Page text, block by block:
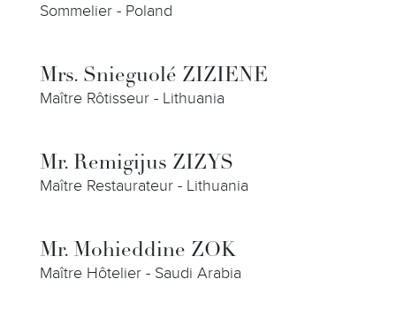
Sommelier - Poland
Mrs. Snieguolé ZIZIENE
Maître Rôtisseur - Lithuania
Mr. Remigijus ZIZYS
Maître Restaurateur - Lithuania
Mr. Mohieddine ZOK
Maître Hôtelier - Saudi Arabia